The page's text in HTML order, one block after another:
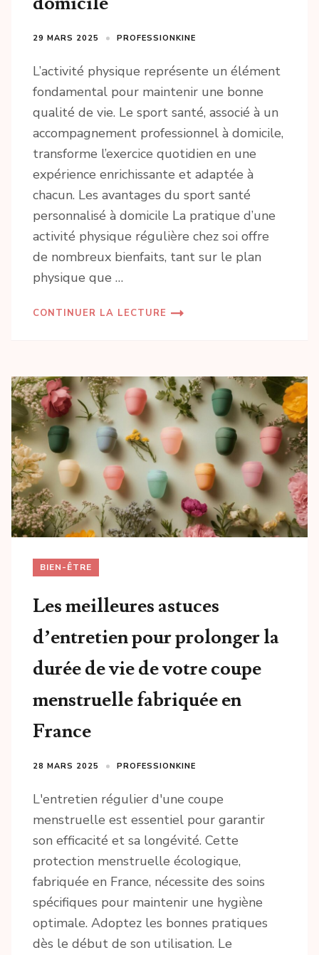
29 MARS 2025 PROFESSIONKINE
L’activité physique représente un élément
fondamental pour maintenir une bonne
qualité de vie. Le sport santé, associé à un
accompagnement professionnel à domicile,
transforme l’exercice quotidien en une
expérience enrichissante et adaptée à
chacun. Les avantages du sport santé
personnalisé à domicile La pratique d’une
activité physique régulière chez soi offre
de nombreux bienfaits, tant sur le plan
physique que …
CONTINUER LA LECTURE
BIEN-ÊTRE
Les meilleures astuces
d’entretien pour prolonger la
durée de vie de votre coupe
menstruelle fabriquée en
France
28 MARS 2025 PROFESSIONKINE
L'entretien régulier d'une coupe
menstruelle est essentiel pour garantir
son efficacité et sa longévité. Cette
protection menstruelle écologique,
fabriquée en France, nécessite des soins
spécifiques pour maintenir une hygiène
optimale. Adoptez les bonnes pratiques
dès le début de son utilisation. Le